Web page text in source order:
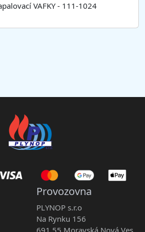
VAFKY - 111-1024
Provozovna
PLYNOP s.r.o
Na Rynku 156
691 55 Moravská Nová Ves